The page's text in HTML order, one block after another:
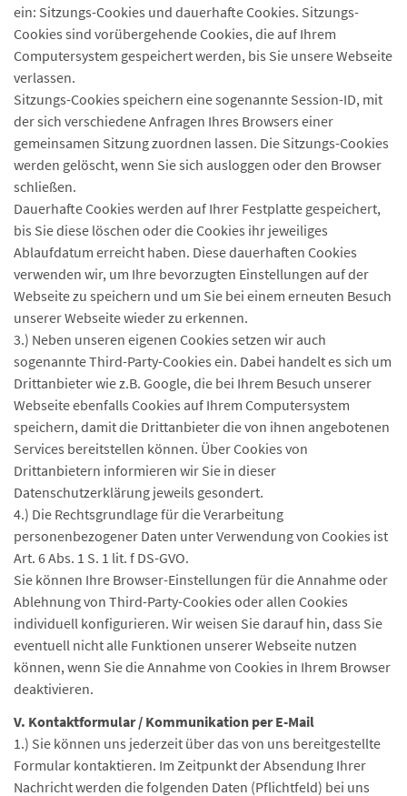
ein: Sitzungs-Cookies und dauerhafte Cookies. Sitzungs-
Cookies sind vorübergehende Cookies, die auf Ihrem
Computersystem gespeichert werden, bis Sie unsere Webseite
verlassen.
Sitzungs-Cookies speichern eine sogenannte Session-ID, mit
der sich verschiedene Anfragen Ihres Browsers einer
gemeinsamen Sitzung zuordnen lassen. Die Sitzungs-Cookies
werden gelöscht, wenn Sie sich ausloggen oder den Browser
schließen.
Dauerhafte Cookies werden auf Ihrer Festplatte gespeichert,
bis Sie diese löschen oder die Cookies ihr jeweiliges
Ablaufdatum erreicht haben. Diese dauerhaften Cookies
verwenden wir, um Ihre bevorzugten Einstellungen auf der
Webseite zu speichern und um Sie bei einem erneuten Besuch
unserer Webseite wieder zu erkennen.
3.) Neben unseren eigenen Cookies setzen wir auch
sogenannte Third-Party-Cookies ein. Dabei handelt es sich um
Drittanbieter wie z.B. Google, die bei Ihrem Besuch unserer
Webseite ebenfalls Cookies auf Ihrem Computersystem
speichern, damit die Drittanbieter die von ihnen angebotenen
Services bereitstellen können. Über Cookies von
Drittanbietern informieren wir Sie in dieser
Datenschutzerklärung jeweils gesondert.
4.) Die Rechtsgrundlage für die Verarbeitung
personenbezogener Daten unter Verwendung von Cookies ist
Art. 6 Abs. 1 S. 1 lit. f DS-GVO.
Sie können Ihre Browser-Einstellungen für die Annahme oder
Ablehnung von Third-Party-Cookies oder allen Cookies
individuell konfigurieren. Wir weisen Sie darauf hin, dass Sie
eventuell nicht alle Funktionen unserer Webseite nutzen
können, wenn Sie die Annahme von Cookies in Ihrem Browser
deaktivieren.
V. Kontaktformular / Kommunikation per E-Mail
1.) Sie können uns jederzeit über das von uns bereitgestellte
Formular kontaktieren. Im Zeitpunkt der Absendung Ihrer
Nachricht werden die folgenden Daten (Pflichtfeld) bei uns